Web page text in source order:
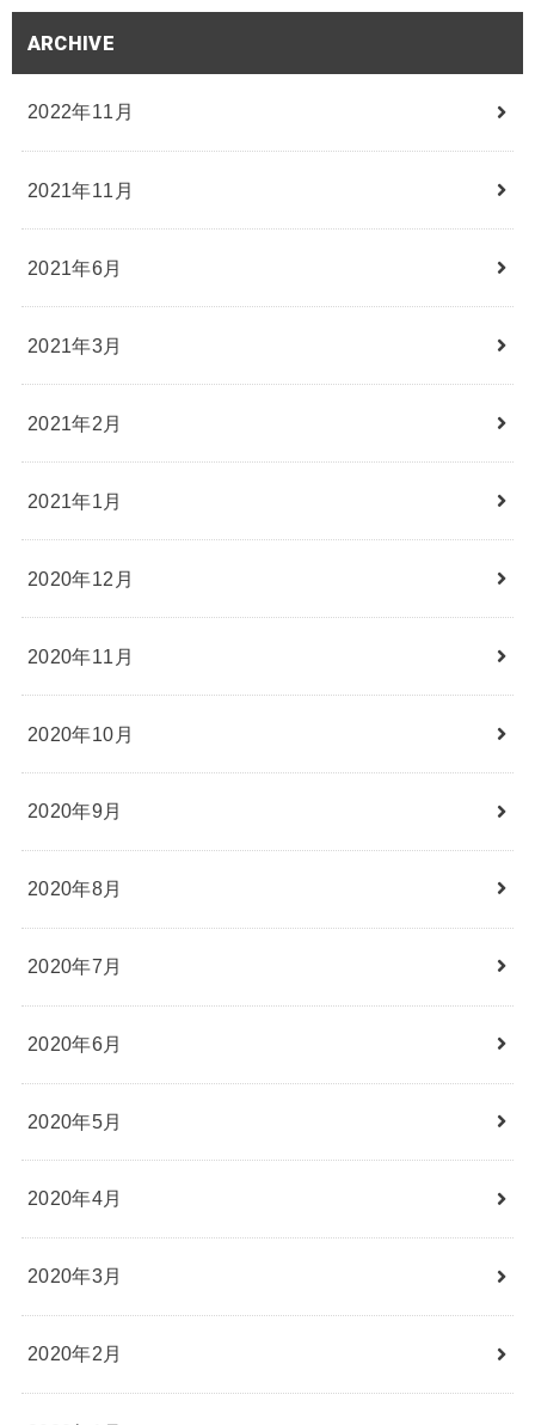
ARCHIVE
2022年11月
2021年11月
2021年6月
2021年3月
2021年2月
2021年1月
2020年12月
2020年11月
2020年10月
2020年9月
2020年8月
2020年7月
2020年6月
2020年5月
2020年4月
2020年3月
2020年2月